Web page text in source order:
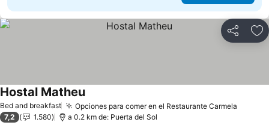
Compartir
Bed and breakfast Opciones para comer en el Restaurante Carmela
Hostal Matheu
7,2 1.580 a 0.2 km de: Puerta del Sol